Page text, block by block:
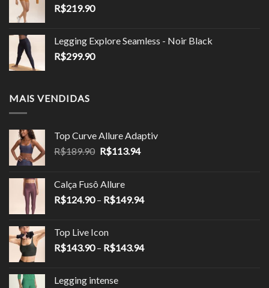
R$219.90
Legging Explore Seamless - Noir Black
R$299.90
MAIS VENDIDAS
Top Curve Allure Adaptiv
R$189.90 O
era:
R$189.90.
R$113.94O
R$113.94.
Calça Fusô Allure
R$124.90 – R$149.94Faixa
através
Top Live Icon
R$143.90 – R$143.94Faixa
Legging intense